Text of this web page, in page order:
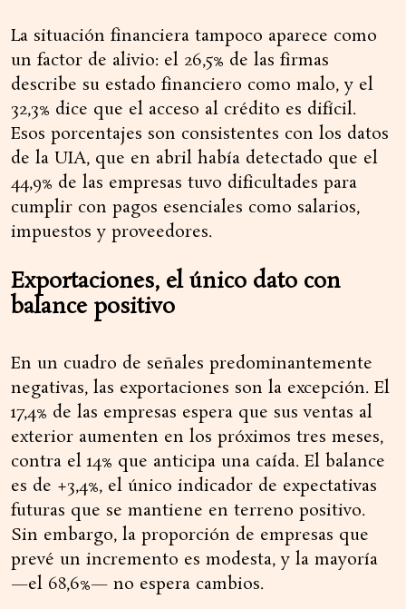
La situación financiera tampoco aparece como
un factor de alivio: el 26,5% de las firmas
describe su estado financiero como malo, y el
32,3% dice que el acceso al crédito es difícil.
Esos porcentajes son consistentes con los datos
de la UIA, que en abril había detectado que el
44,9% de las empresas tuvo dificultades para
cumplir con pagos esenciales como salarios,
impuestos y proveedores.
Exportaciones, el único dato con
balance positivo
En un cuadro de señales predominantemente
negativas, las exportaciones son la excepción. El
17,4% de las empresas espera que sus ventas al
exterior aumenten en los próximos tres meses,
contra el 14% que anticipa una caída. El balance
es de +3,4%, el único indicador de expectativas
futuras que se mantiene en terreno positivo.
Sin embargo, la proporción de empresas que
prevé un incremento es modesta, y la mayoría
—el 68,6%— no espera cambios.